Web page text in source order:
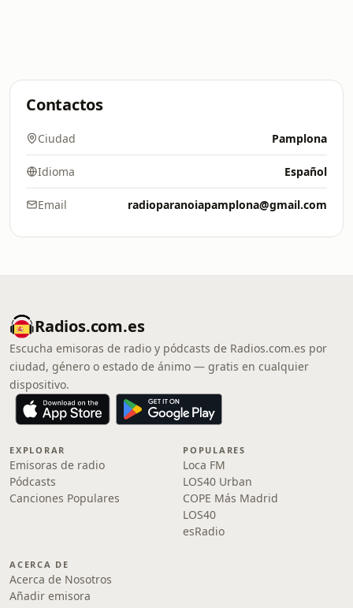
Contactos
Ciudad Pamplona
Idioma Español
Email radioparanoiapamplona@gmail.com
Radios.com.es
Escucha emisoras de radio y pódcasts de Radios.com.es por
ciudad, género o estado de ánimo — gratis en cualquier
dispositivo.
EXPLORAR
Emisoras de radio
Pódcasts
Canciones Populares
POPULARES
Loca FM
LOS40 Urban
COPE Más Madrid
LOS40
esRadio
ACERCA DE
Acerca de Nosotros
Añadir emisora